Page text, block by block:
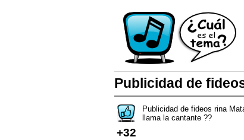
Publicidad de
+32
Publicidad de fideos rina
llama la cantante ??